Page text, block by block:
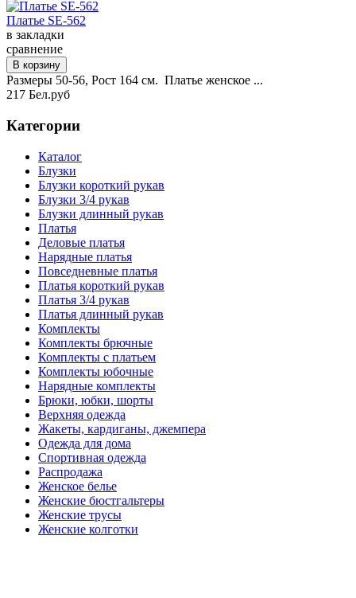
Платье SE-562
в закладки
сравнение
Размеры 50-56, Рост 164 см. Платье женское ...
217 Бел.руб
Категории
Каталог
Блузки
Блузки короткий рукав
Блузки 3/4 рукав
Блузки длинный рукав
Платья
Деловые платья
Нарядные платья
Повседневные платья
Платья короткий рукав
Платья 3/4 рукав
Платья длинный рукав
Комплекты
Комплекты брючные
Комплекты с платьем
Комплекты юбочные
Нарядные комплекты
Брюки, юбки, шорты
Верхняя одежда
Жакеты, кардиганы, джемпера
Одежда для дома
Спортивная одежда
Распродажа
Женское белье
Женские бюстгальтеры
Женские трусы
Женские колготки